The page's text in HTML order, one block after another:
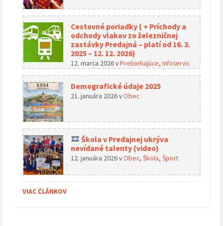
Cestovné poriadky ( + Príchody a
odchody vlakov zo železničnej
zastávky Predajná – platí od 16. 3.
2025 – 12. 12. 2026)
12. marca 2026vPrebiehajúce, Infoservis
Demografické údaje 2025
21. januára 2026vObec
Škola v Predajnej ukrýva
nevídané talenty (video)
12. januára 2026vObec, Škola, Šport
VIAC ČLÁNKOV